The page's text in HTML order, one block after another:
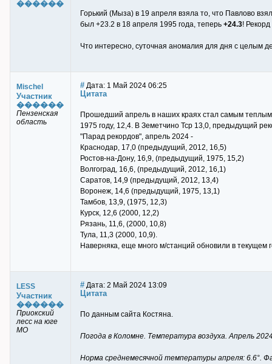
������
Горький (Мыза) в 19 апреля взяла то, что Павлово
был +23.2 в 18 апреля 1995 года, теперь +24.3!
Что интересно, суточная аномалия для дня с целым
Mischel
Участник
������
Пензенская
область
# Дата: 1 Май 2024 06:25
Цитата
Прошедший апрель в наших краях стал самым
1975 году, 12,4. В Земетчино Тср 13,0, предыдущий
"Парад рекордов", апрель 2024 -
Краснодар, 17,0 (предыдущий, 2012, 16,5)
Ростов-на-Дону, 16,9, (предыдущий, 1975, 15,2)
Волгоград, 16,6, (предыдущий, 2012, 16,1)
Саратов, 14,9 (предыдущий, 2012, 13,4)
Воронеж, 14,6 (предыдущий, 1975, 13,1)
Тамбов, 13,9, (1975, 12,3)
Курск, 12,6 (2000, 12,2)
Рязань, 11,6, (2000, 10,8)
Тула, 11,3 (2000, 10,9).
Наверняка, еще много м/станций обновили в текущем
LESS
Участник
������
Приокский
лесс на юге
МО
# Дата: 2 Май 2024 13:09
Цитата
По данным сайта Костяна.
Погода в Коломне. Температура воздуха. Апрель
Норма среднемесячной температуры апреля: 6.6°.